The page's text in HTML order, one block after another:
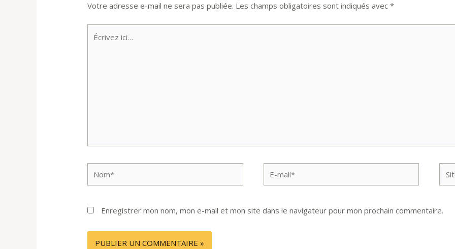
Votre adresse e-mail ne sera pas publiée. Les champs obligatoires sont indiqués avec*
mail*
Enregistrer mon nom, mon e-mail et mon site dans le navigateur pour mon prochain commentaire.